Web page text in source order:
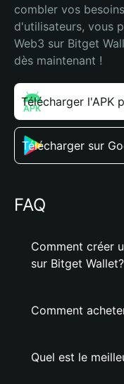
combler vos
d'utilisateurs, vous
Web3 sur Bitget
dès maintenant !
Télécharger l'APK
Télécharger sur
FAQ
Comment créer
sur Bitget Wallet?
Comment
Quel est le